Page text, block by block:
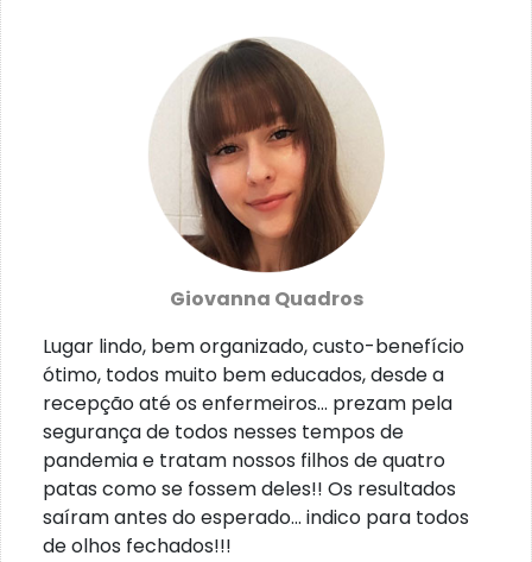
Giovanna Quadros
Lugar lindo, bem organizado, custo-benefício
ótimo, todos muito bem educados, desde a
recepção até os enfermeiros... prezam pela
segurança de todos nesses tempos de
pandemia e tratam nossos filhos de quatro
patas como se fossem deles!! Os resultados
saíram antes do esperado... indico para todos
de olhos fechados!!!